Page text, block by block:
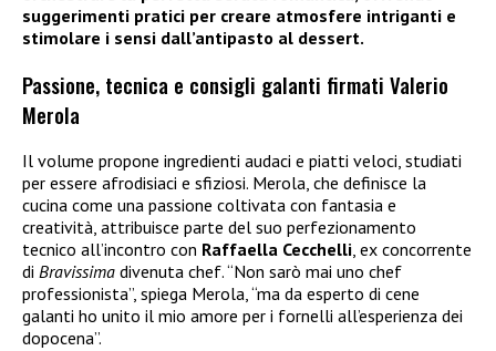
suggerimenti pratici per creare atmosfere intriganti e
stimolare i sensi dall’antipasto al dessert.
Passione, tecnica e consigli galanti firmati Valerio
Merola
Il volume propone ingredienti audaci e piatti veloci, studiati
per essere afrodisiaci e sfiziosi. Merola, che definisce la
cucina come una passione coltivata con fantasia e
creatività, attribuisce parte del suo perfezionamento
tecnico all’incontro con Raffaella Cecchelli, ex concorrente
di Bravissima divenuta chef. “Non sarò mai uno chef
professionista”, spiega Merola, “ma da esperto di cene
galanti ho unito il mio amore per i fornelli all’esperienza dei
dopocena”.